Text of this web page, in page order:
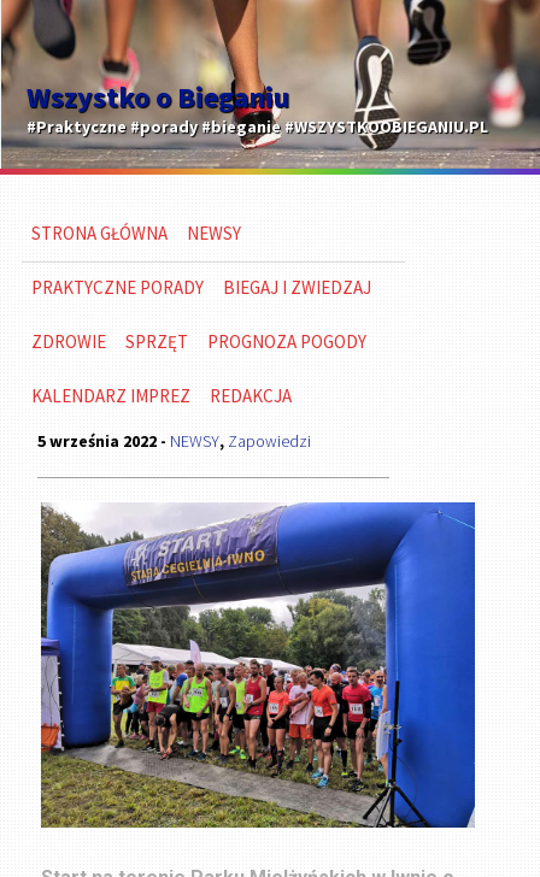
Wszystko o Bieganiu
#Praktyczne #porady #bieganie #WSZYSTKOOBIEGANIU.PL
STRONA GŁÓWNA NEWSY
PRAKTYCZNE PORADY BIEGAJ I ZWIEDZAJ
ZDROWIE SPRZĘT PROGNOZA POGODY
KALENDARZ IMPREZ REDAKCJA
5 września 2022 - NEWSY, Zapowiedzi